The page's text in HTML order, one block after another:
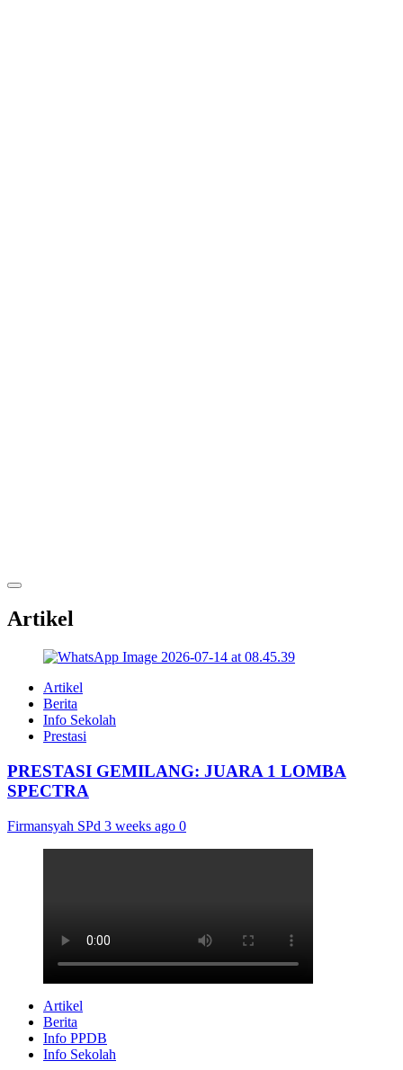
Artikel
Artikel
Berita
Info Sekolah
Prestasi
PRESTASI GEMILANG: JUARA 1 LOMBA
SPECTRA
Firmansyah SPd 3 weeks ago 0
Artikel
Berita
Info PPDB
Info Sekolah